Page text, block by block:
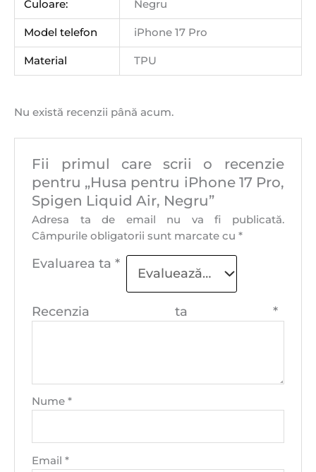
Culoare: Negru
Model telefon iPhone 17 Pro
Material TPU
Nu există recenzii până acum.
Fii primul care scrii o recenzie
pentru „Husa pentru iPhone 17 Pro,
Spigen Liquid Air, Negru”
Adresa ta de email nu va fi publicată.
Câmpurile obligatorii sunt marcate cu*
Evaluarea ta*
Recenzia ta *
Nume*
Email*